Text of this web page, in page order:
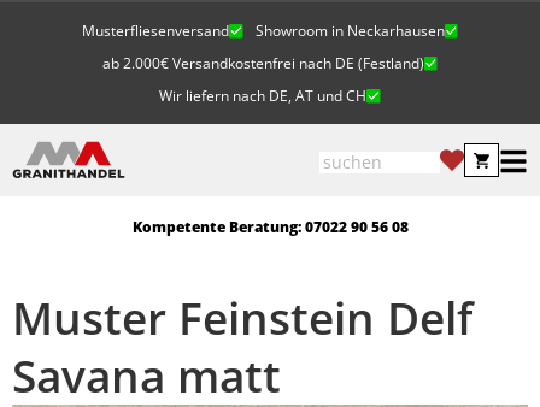
Musterfliesenversand
Showroom in Neckarhausen
ab 2.000€ Versandkostenfrei nach DE (Festland)
Wir liefern nach DE, AT und CH
Kompetente Beratung: 07022 90 56 08
Muster Feinstein Delf
Savana matt